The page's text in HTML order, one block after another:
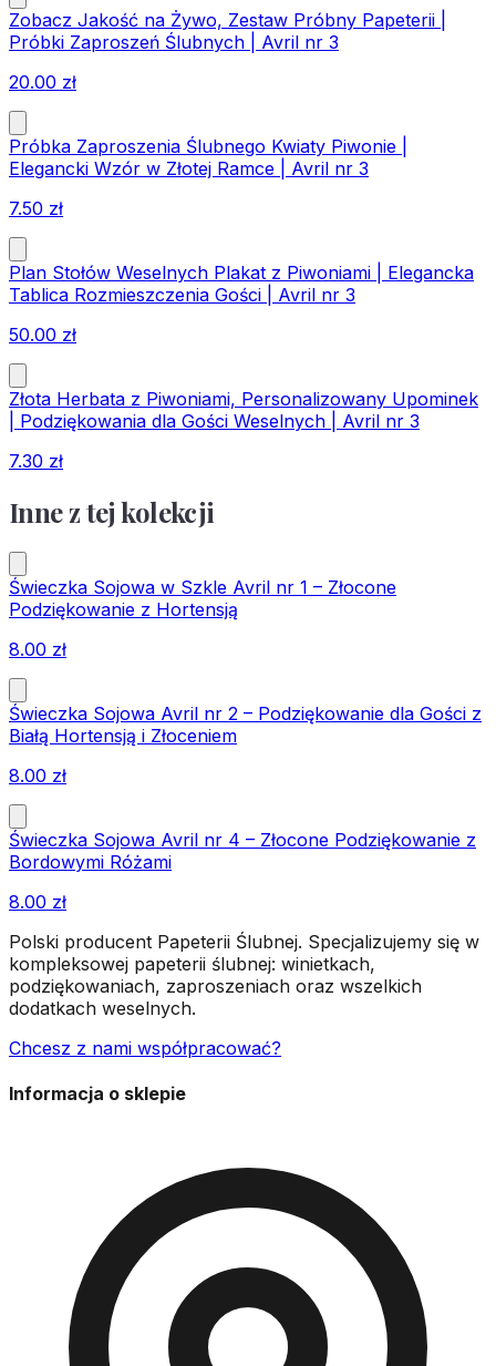
Zobacz Jakość na Żywo, Zestaw Próbny Papeterii |
Próbki Zaproszeń Ślubnych | Avril nr 3
20.00 zł
Próbka Zaproszenia Ślubnego Kwiaty Piwonie |
Elegancki Wzór w Złotej Ramce | Avril nr 3
7.50 zł
Plan Stołów Weselnych Plakat z Piwoniami | Elegancka
Tablica Rozmieszczenia Gości | Avril nr 3
50.00 zł
Złota Herbata z Piwoniami, Personalizowany Upominek
| Podziękowania dla Gości Weselnych | Avril nr 3
7.30 zł
Inne z tej kolekcji
Świeczka Sojowa w Szkle Avril nr 1 – Złocone
Podziękowanie z Hortensją
8.00 zł
Świeczka Sojowa Avril nr 2 – Podziękowanie dla Gości z
Białą Hortensją i Złoceniem
8.00 zł
Świeczka Sojowa Avril nr 4 – Złocone Podziękowanie z
Bordowymi Różami
8.00 zł
Polski producent Papeterii Ślubnej. Specjalizujemy się w
kompleksowej papeterii ślubnej: winietkach,
podziękowaniach, zaproszeniach oraz wszelkich
dodatkach weselnych.
Chcesz z nami współpracować?
Informacja o sklepie